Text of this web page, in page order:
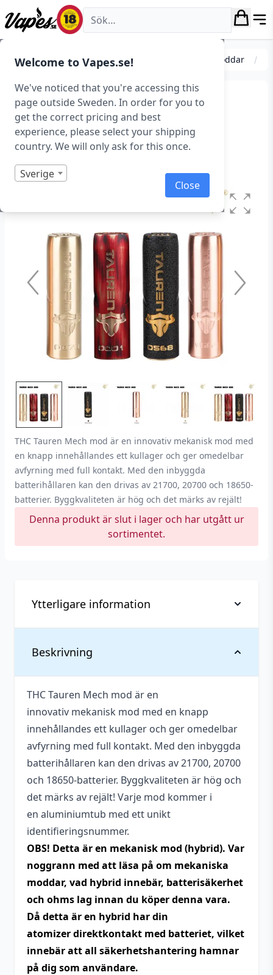
Welcome to Vapes.se!
We've noticed that you're accessing this
page outside Sweden. In order for you to
get the correct pricing and best
experience, please select your shipping
country. We will only ask for this once.
Sverige
Close
Vapes.se
Moddar Avancerade moddar Mekaniska moddar
THC Tauren Mech Mod
(Mekanisk/Mech)
Art.nr: 37488
Slut i lager
THC Tauren Mech mod är en innovativ mekanisk mod med
en knapp innehållandes ett kullager och ger omedelbar
avfyrning med full kontakt. Med den inbyggda
batterihållaren kan den drivas av 21700, 20700 och 18650-
batterier. Byggkvaliteten är hög och det märks av rejält!
Denna produkt är slut i lager och har utgått ur
sortimentet.
Beskrivning
THC Tauren Mech mod är en
innovativ mekanisk mod med en knapp
innehållandes ett kullager och ger omedelbar
avfyrning med full kontakt. Med den inbyggda
batterihållaren kan den drivas av 21700, 20700
och 18650-batterier. Byggkvaliteten är hög och
det märks av rejält! Varje mod kommer i
en aluminiumtub med ett unikt
identifieringsnummer.
OBS! Detta är en mekanisk mod (hybrid). Var
noggrann med att läsa på om mekaniska
moddar, vad hybrid innebär, batterisäkerhet
och ohms lag innan du köper denna vara.
Då detta är en hybrid har din
atomizer direktkontakt med batteriet, vilket
innebär att all säkerhetshantering hamnar
på dig som användare.
Ytterligare information
Vikt
Diameter
24 mm
Tillverkare
Thunderhead Creations
Typ
Mod (Mekanisk)
Egenskaper
Avancerat